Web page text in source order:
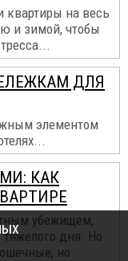
квартиры на весь
и зимой, чтобы
ДЛЯ
элементом
КАК
убежищем,
дня. Но
но